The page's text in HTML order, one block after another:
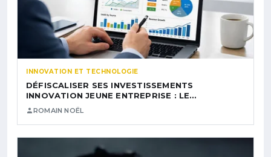
INNOVATION ET TECHNOLOGIE
DÉFISCALISER SES INVESTISSEMENTS
INNOVATION JEUNE ENTREPRISE : LE…
ROMAIN NOËL